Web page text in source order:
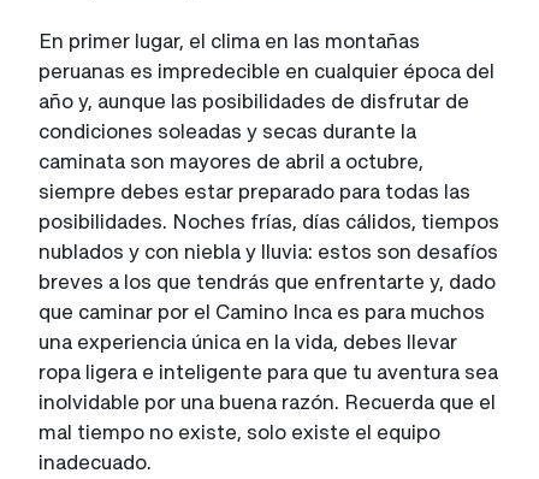
En primer lugar, el clima en las montañas
peruanas es impredecible en cualquier época del
año y, aunque las posibilidades de disfrutar de
condiciones soleadas y secas durante la
caminata son mayores de abril a octubre,
siempre debes estar preparado para todas las
posibilidades. Noches frías, días cálidos, tiempos
nublados y con niebla y lluvia: estos son desafíos
breves a los que tendrás que enfrentarte y, dado
que caminar por el Camino Inca es para muchos
una experiencia única en la vida, debes llevar
ropa ligera e inteligente para que tu aventura sea
inolvidable por una buena razón. Recuerda que el
mal tiempo no existe, solo existe el equipo
inadecuado.